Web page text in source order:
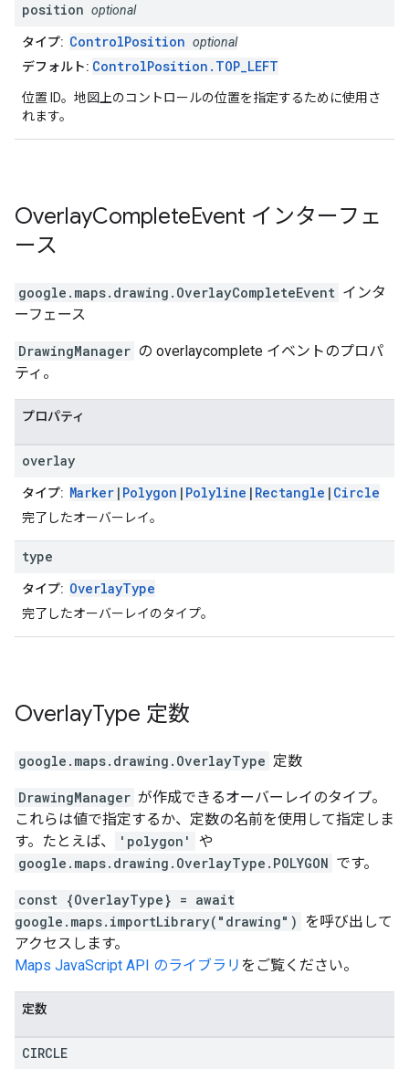
position optional
タイプ: ControlPosition optional
デフォルト: ControlPosition.TOP_LEFT
位置 ID。地図上のコントロールの位置を指定するために使用さ
れます。
OverlayCompleteEvent インターフェ
ース
google.maps.drawing . OverlayCompleteEvent インタ
ーフェース
DrawingManager の overlaycomplete イベントのプロパ
ティ。
プロパティ
overlay
タイプ: Marker | Polygon | Polyline | Rectangle | Circle
完了したオーバーレイ。
type
タイプ: OverlayType
完了したオーバーレイのタイプ。
OverlayType 定数
google.maps.drawing . OverlayType 定数
DrawingManager が作成できるオーバーレイのタイプ。
これらは値で指定するか、定数の名前を使用して指定しま
す。たとえば、
'polygon'
や
google.maps.drawing.OverlayType.POLYGON です。
const {OverlayType} = await
google.maps.importLibrary("drawing") を呼び出して
アクセスします。
Maps JavaScript API のライブラリ をご覧ください。
定数
CIRCLE